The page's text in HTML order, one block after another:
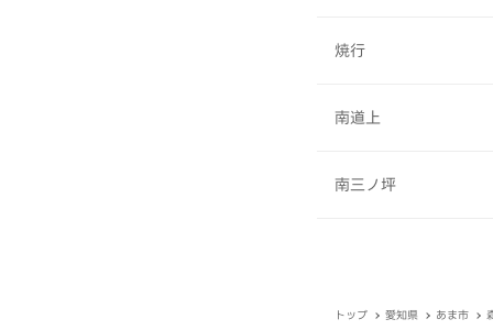
焼行
南道上
南三ノ坪
トップ 愛知県 あま市